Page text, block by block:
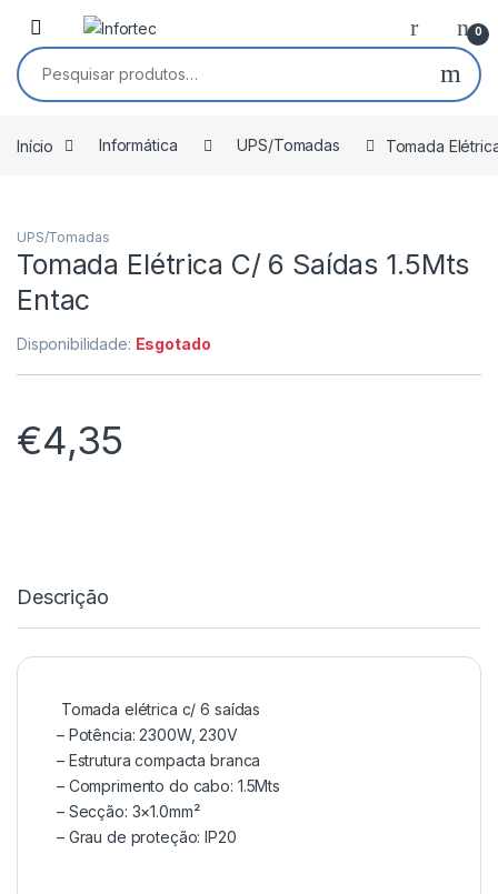
Saltar para navegação
Pular para o conteúdo
0
Pesquisar por:
Início Informática UPS/Tomadas Tomada
UPS/Tomadas
Tomada Elétrica C/ 6 Saídas 1.5Mts
Entac
Disponibilidade: Esgotado
€4,35
Descrição
Tomada elétrica c/ 6 saídas
– Potência: 2300W, 230V
– Estrutura compacta branca
– Comprimento do cabo: 1.5Mts
– Secção: 3×1.0mm²
– Grau de proteção: IP20